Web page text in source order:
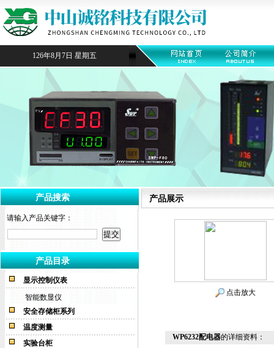
126年8月7日 星期五
产品搜索
请输入产品关键字：
产品目录
显示控制仪表
智能数显仪
安全存储柜系列
温度测量
实验台柜
产品展示
点击放大
WP6232配电器的详细资料：